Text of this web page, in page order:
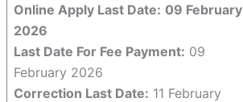
Online Apply Last Date: 09 February
2026
Last Date For Fee Payment: 09
February 2026
Correction Last Date: 11 February